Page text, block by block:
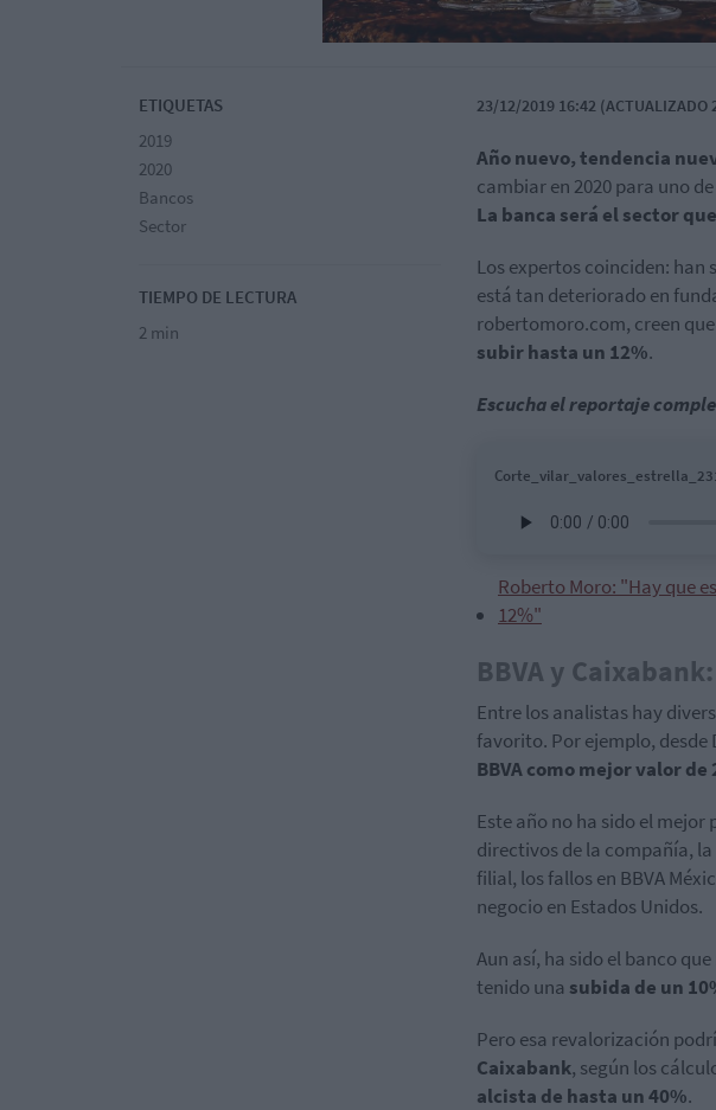
ETIQUETAS
2019
2020
Bancos
Sector
TIEMPO DE LECTURA
2 min
23/12/2019 16:42 (ACTUALIZADO
Año nuevo, tendencia
cambiar en 2020 para uno
La banca será el sector
Los expertos coinciden: han
está tan deteriorado en
robertomoro.com, creen
subir hasta un 12%.
Escucha el reportaje
Roberto Moro: "Hay que
12%"
BBVA y
Entre los analistas hay
favorito. Por ejemplo, desde
BBVA como mejor valor de
Este año no ha sido el mejor
directivos de la compañía,
filial, los fallos en BBVA
negocio en Estados Unidos.
Aun así, ha sido el banco
tenido una subida de un
Pero esa revalorización
Caixabank, según los
alcista de hasta un 40%.